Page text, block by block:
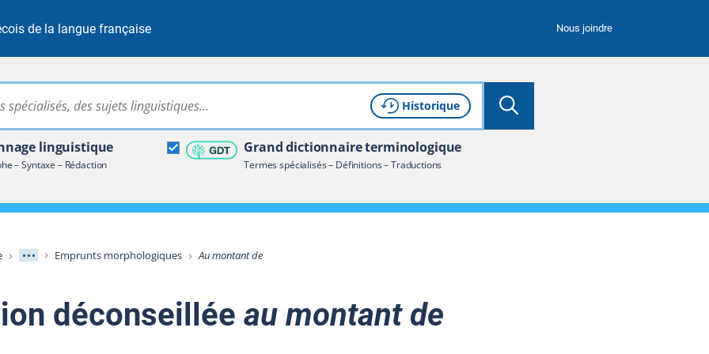
de la langue française
Nous joindre
Rechercher dans tout le site
Lancer la recherche
Consulter l'
Historiquede recherche
linguistique
– Syntaxe – Rédaction
Grand dictionnaire terminologique
Termes spécialisés – Définitions – Traductions
terminologique
Afficher les niveaux intermédiaires
Emprunts morphologiques Au montant de
déconseillée au montant de